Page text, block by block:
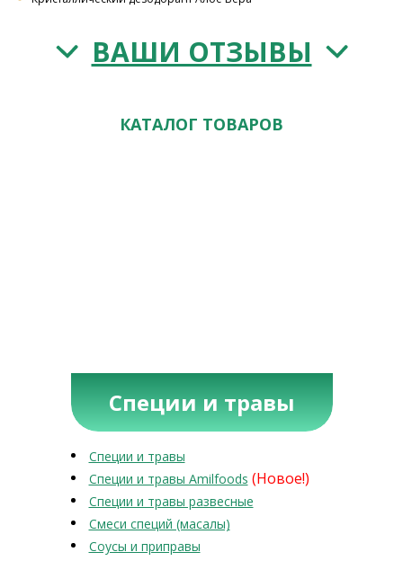
ВАШИ ОТЗЫВЫ
КАТАЛОГ ТОВАРОВ
Специи и травы
Специи и травы
Специи и травы Amilfoods (Новое!)
Специи и травы развесные
Смеси специй (масалы)
Соусы и приправы